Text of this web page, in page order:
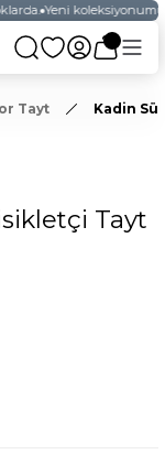
Yeni
Tayt Kadin
Tayt